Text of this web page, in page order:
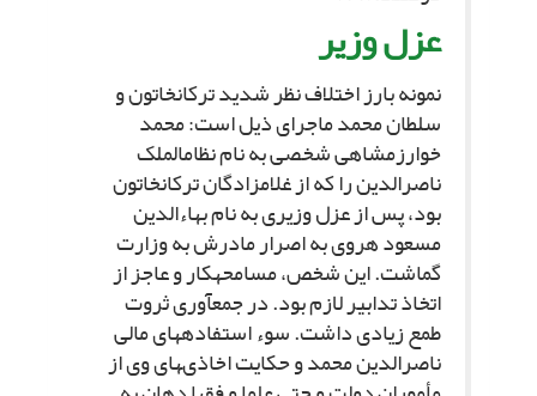
عزل وزیر
نمونه بارز اختلاف نظر شدید ترکان‏خاتون و
سلطان محمد ماجراى ذیل است: محمد
خوارزمشاهى شخصى به نام نظام‏الملک
ناصرالدین را که از غلام‏زادگان ترکان‏خاتون
بود، پس از عزل وزیرى به نام بهاءالدین
مسعود هروى به اصرار مادرش به وزارت
گماشت. این شخص، مسامحه‏کار و عاجز از
اتخاذ تدابیر لازم بود. در جمع‏آورى ثروت
طمع زیادى داشت. سوء استفاده‏هاى مالى
ناصرالدین محمد و حکایت اخاذى‏هاى وى از